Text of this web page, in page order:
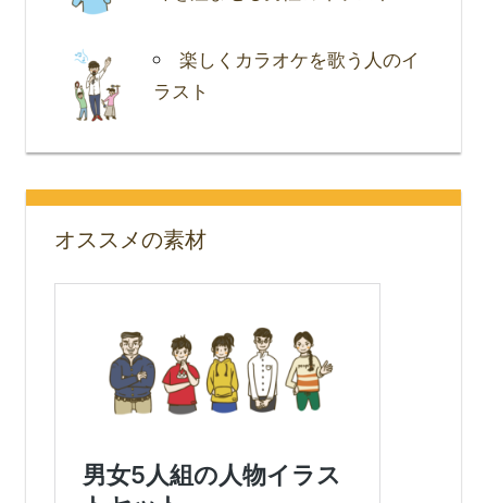
楽しくカラオケを歌う人のイ
ラスト
オススメの素材